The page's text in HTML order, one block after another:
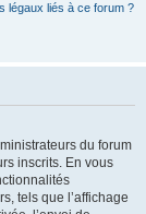
légaux liés à ce forum ?
du forum
inscrits. En vous
tels que l’affichage